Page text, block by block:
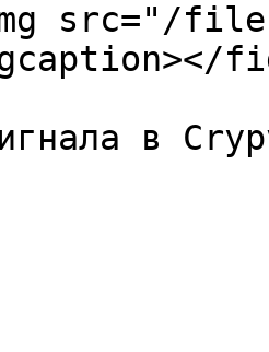
src="/files/